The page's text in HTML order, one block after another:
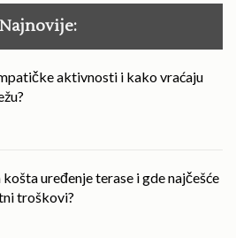
Najnovije:
aktivnosti i kako vraćaju
uređenje terase i gde najčešće
troškovi?